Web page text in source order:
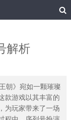
解析
朝》宛如一颗璀璨
款游戏以其丰富的
为玩家带来了一场